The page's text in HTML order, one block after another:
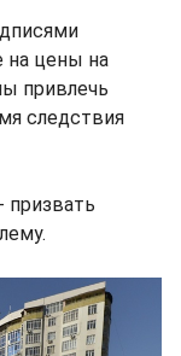
на цены на
привлечь
следствия
призвать